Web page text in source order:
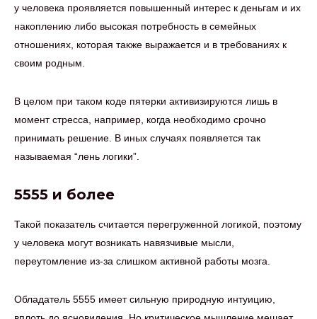
у человека проявляется повышенный интерес к деньгам и их
накоплению либо высокая потребность в семейных
отношениях, которая также выражается и в требованиях к
своим родным.
В целом при таком коде пятерки активизируются лишь в
момент стресса, например, когда необходимо срочно
принимать решение. В иных случаях появляется так
называемая “лень логики”.
5555 и более
Такой показатель считается перегруженной логикой, поэтому
у человека могут возникать навязчивые мысли,
переутомление из-за слишком активной работы мозга.
Обладатель 5555 имеет сильную природную интуицию,